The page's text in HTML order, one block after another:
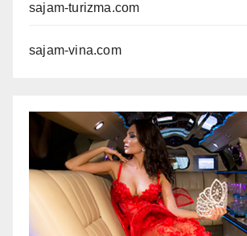
sajam-turizma.com
sajam-vina.com